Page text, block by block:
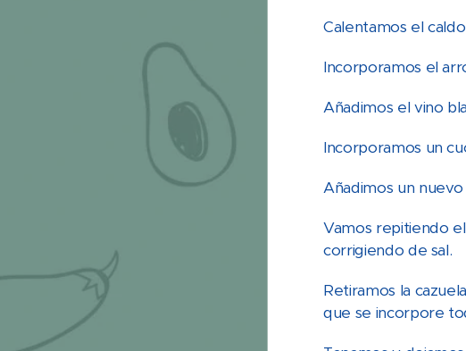
Calentamos el
Incorporamos el
Añadimos el vino
Incorporamos un
Añadimos un
Vamos repitiendo
corrigiendo de sal.
Retiramos la
que se incorpore